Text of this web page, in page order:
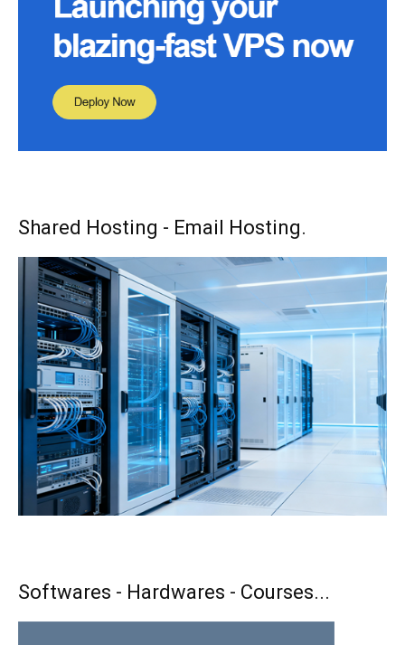
Shared Hosting - Email Hosting.
Softwares - Hardwares - Courses...